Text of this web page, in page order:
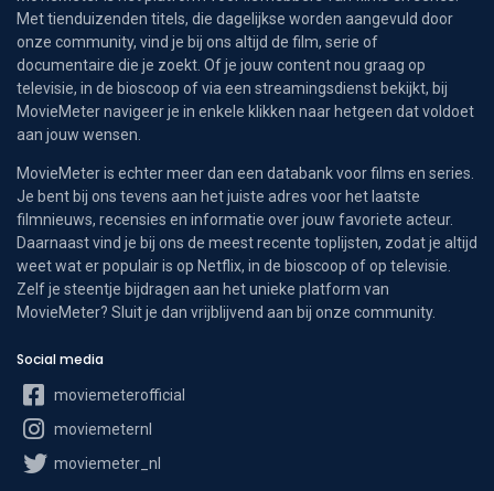
Met tienduizenden titels, die dagelijkse worden aangevuld door
onze community, vind je bij ons altijd de film, serie of
documentaire die je zoekt. Of je jouw content nou graag op
televisie, in de bioscoop of via een streamingsdienst bekijkt, bij
MovieMeter navigeer je in enkele klikken naar hetgeen dat voldoet
aan jouw wensen.
MovieMeter is echter meer dan een databank voor films en series.
Je bent bij ons tevens aan het juiste adres voor het laatste
filmnieuws, recensies en informatie over jouw favoriete acteur.
Daarnaast vind je bij ons de meest recente toplijsten, zodat je altijd
weet wat er populair is op Netflix, in de bioscoop of op televisie.
Zelf je steentje bijdragen aan het unieke platform van
MovieMeter? Sluit je dan vrijblijvend aan bij onze community.
Social media
moviemeterofficial
moviemeternl
moviemeter_nl